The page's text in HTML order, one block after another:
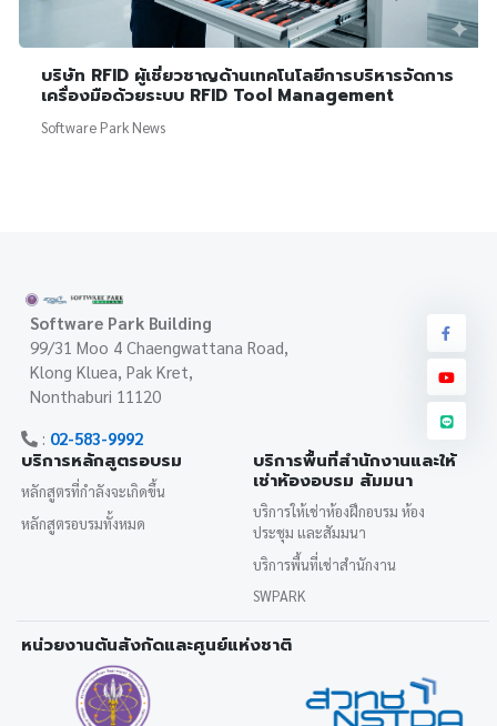
บริษัท RFID ผู้เชี่ยวชาญด้านเทคโนโลยีการบริหารจัดการ
เครื่องมือด้วยระบบ RFID Tool Management
Software Park News
Software Park Building
99/31 Moo 4 Chaengwattana Road,
Klong Kluea, Pak Kret,
Nonthaburi 11120
: 02-583-9992
บริการหลักสูตรอบรม
หลักสูตรที่กำลังจะเกิดขึ้น
หลักสูตรอบรมทั้งหมด
บริการพื้นที่สำนักงานและให้
เช่าห้องอบรม สัมมนา
บริการให้เช่าห้องฝึกอบรม ห้อง
ประชุม และสัมมนา
บริการพื้นที่เช่าสำนักงาน
SWPARK
หน่วยงานต้นสังกัดและศูนย์แห่งชาติ